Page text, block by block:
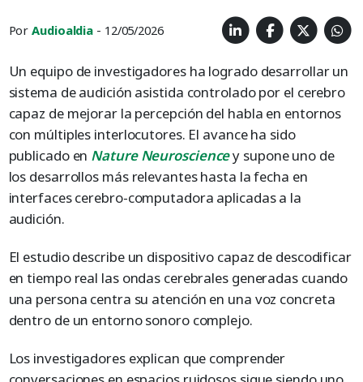
PorAudioaldia - 12/05/2026
Un equipo de investigadores ha logrado desarrollar un
sistema de audición asistida controlado por el cerebro
capaz de mejorar la percepción del habla en entornos
con múltiples interlocutores. El avance ha sido
publicado en Nature Neurosciencey supone uno de
los desarrollos más relevantes hasta la fecha en
interfaces cerebro-computadora aplicadas a la
audición.
El estudio describe un dispositivo capaz de descodificar
en tiempo real las ondas cerebrales generadas cuando
una persona centra su atención en una voz concreta
dentro de un entorno sonoro complejo.
Los investigadores explican que comprender